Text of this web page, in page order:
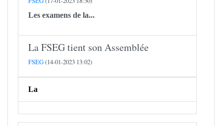
Les examens de la...
​​​​​​​La FSEG tient son Assemblée
FSEG(14-01-2023 13:02)
La